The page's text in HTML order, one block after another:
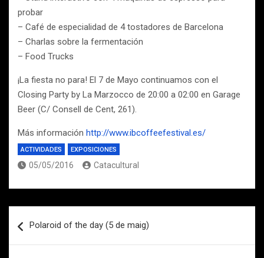
probar
– Café de especialidad de 4 tostadores de Barcelona
– Charlas sobre la fermentación
– Food Trucks
¡La fiesta no para! El 7 de Mayo continuamos con el
Closing Party by La Marzocco de 20:00 a 02:00 en Garage
Beer (C/ Consell de Cent, 261).
Más información http://www.ibcoffeefestival.es/
ACTIVIDADES EXPOSICIONES
05/05/2016 Catacultural
de
Polaroid of the day (5 de maig)